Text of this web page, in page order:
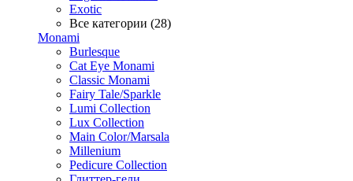
Exotic
Все категории (28)
Monami
Burlesque
Cat Eye Monami
Classic Monami
Fairy Tale/Sparkle
Lumi Collection
Lux Collection
Main Color/Marsala
Millenium
Pedicure Collection